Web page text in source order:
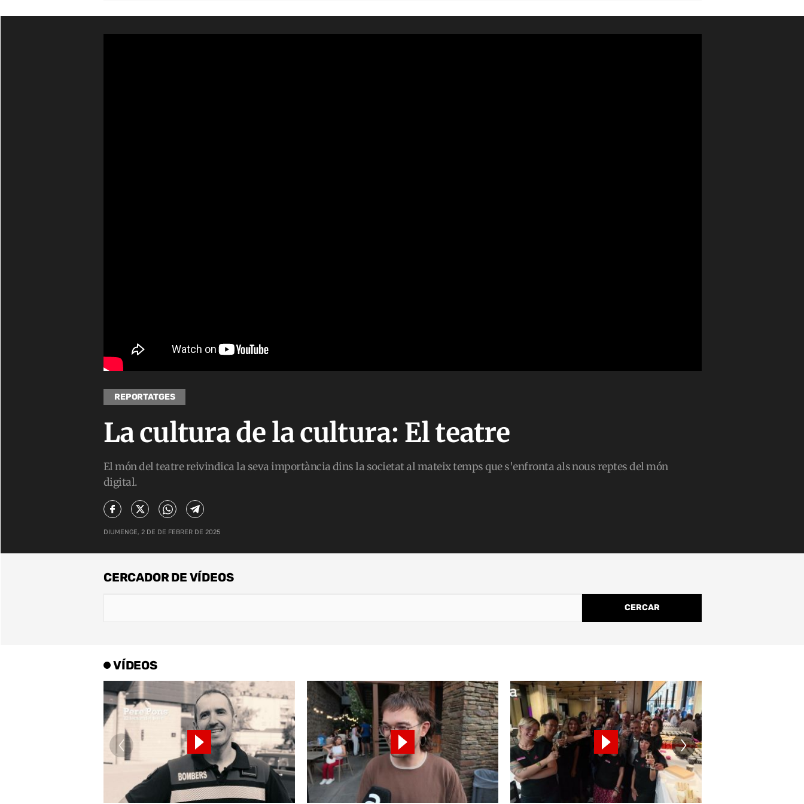
REPORTATGES
La cultura de la cultura: El teatre
El món del teatre reivindica la seva importància dins la societat al mateix temps que s'enfronta als nous reptes del món
digital.
DIUMENGE, 2 DE DE FEBRER DE 2025
CERCADOR DE VÍDEOS
VÍDEOS